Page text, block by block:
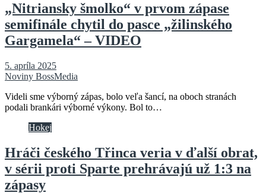
„Nitriansky šmolko“ v prvom zápase
semifinále chytil do pasce „žilinského
Gargamela“ – VIDEO
5. apríla 2025
Noviny BossMedia
Videli sme výborný zápas, bolo veľa šancí, na oboch stranách
podali brankári výborné výkony. Bol to…
Hokej
Hráči českého Třinca veria v ďalší obrat,
v sérii proti Sparte prehrávajú už 1:3 na
zápasy